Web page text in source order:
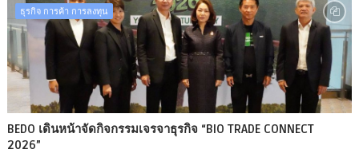
ธุรกิจ การค้า การลงทุน
BEDO เดินหน้าจัดกิจกรรมเจรจาธุรกิจ “BIO TRADE CONNECT
2026”